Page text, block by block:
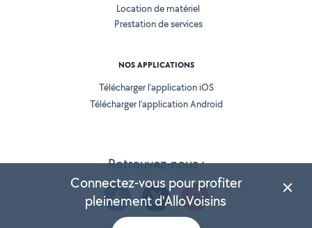
Retrouvez-nous :
Location de matériel
Prestation de services
NOS APPLICATIONS
Télécharger l’application iOS
Télécharger l’application Android
Connectez-vous pour profiter
pleinement d'AlloVoisins